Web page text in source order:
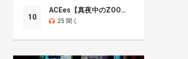
10
ACEes【真夜中のZOO】
25 聞く